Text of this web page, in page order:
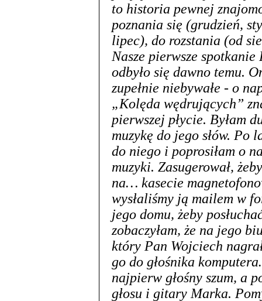
to historia pewnej
poznania się (grudzień,
lipec), do rozstania (od
Nasze pierwsze
odbyło się dawno temu.
zupełnie niebywałe - o
„Kolęda wędrujących”
pierwszej płycie. Byłam
muzykę do jego słów. Po
do niego i poprosiłam o
muzyki. Zasugerował,
na… kasecie
wysłaliśmy ją mailem w
jego domu, żeby
zobaczyłam, że na jego
który Pan Wojciech
go do głośnika
najpierw głośny szum, a
głosu i gitary Marka.